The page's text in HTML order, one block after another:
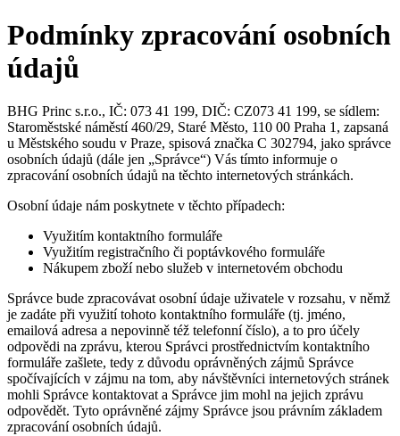
Podmínky zpracování osobních
údajů
BHG Princ s.r.o., IČ: 073 41 199, DIČ: CZ073 41 199, se sídlem:
Staroměstské náměstí 460/29, Staré Město, 110 00 Praha 1, zapsaná
u Městského soudu v Praze, spisová značka C 302794, jako správce
osobních údajů (dále jen „Správce“) Vás tímto informuje o
zpracování osobních údajů na těchto internetových stránkách.
Osobní údaje nám poskytnete v těchto případech:
Využitím kontaktního formuláře
Využitím registračního či poptávkového formuláře
Nákupem zboží nebo služeb v internetovém obchodu
Správce bude zpracovávat osobní údaje uživatele v rozsahu, v němž
je zadáte při využití tohoto kontaktního formuláře (tj. jméno,
emailová adresa a nepovinně též telefonní číslo), a to pro účely
odpovědi na zprávu, kterou Správci prostřednictvím kontaktního
formuláře zašlete, tedy z důvodu oprávněných zájmů Správce
spočívajících v zájmu na tom, aby návštěvníci internetových stránek
mohli Správce kontaktovat a Správce jim mohl na jejich zprávu
odpovědět. Tyto oprávněné zájmy Správce jsou právním základem
zpracování osobních údajů.